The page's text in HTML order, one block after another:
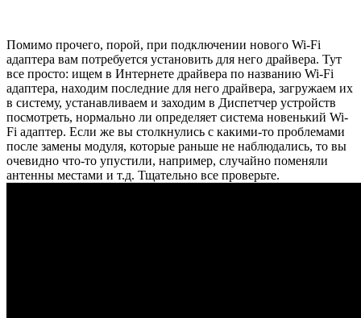
Помимо прочего, порой, при подключении нового Wi-Fi
адаптера вам потребуется установить для него драйвера. Тут
все просто: ищем в Интернете драйвера по названию Wi-Fi
адаптера, находим последние для него драйвера, загружаем их
в систему, устанавливаем и заходим в Диспетчер устройств
посмотреть, нормально ли определяет система новенький Wi-
Fi адаптер. Если же вы столкнулись с какими-то проблемами
после замены модуля, которые раньше не наблюдались, то вы
очевидно что-то упустили, например, случайно поменяли
антенны местами и т.д. Тщательно все проверьте.